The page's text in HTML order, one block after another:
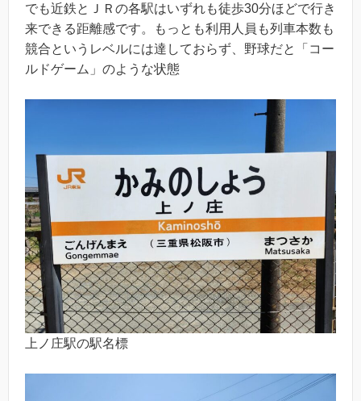
でも近鉄とＪＲの各駅はいずれも徒歩30分ほどで行き
来できる距離感です。もっとも利用人員も列車本数も
競合というレベルには達しておらず、野球だと「コー
ルドゲーム」のような状態
上ノ庄駅の駅名標